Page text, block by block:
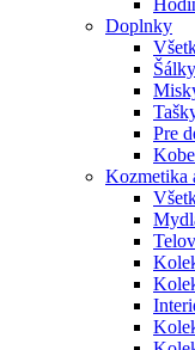
Doplnky
Šálky
Pre
Kozmetika